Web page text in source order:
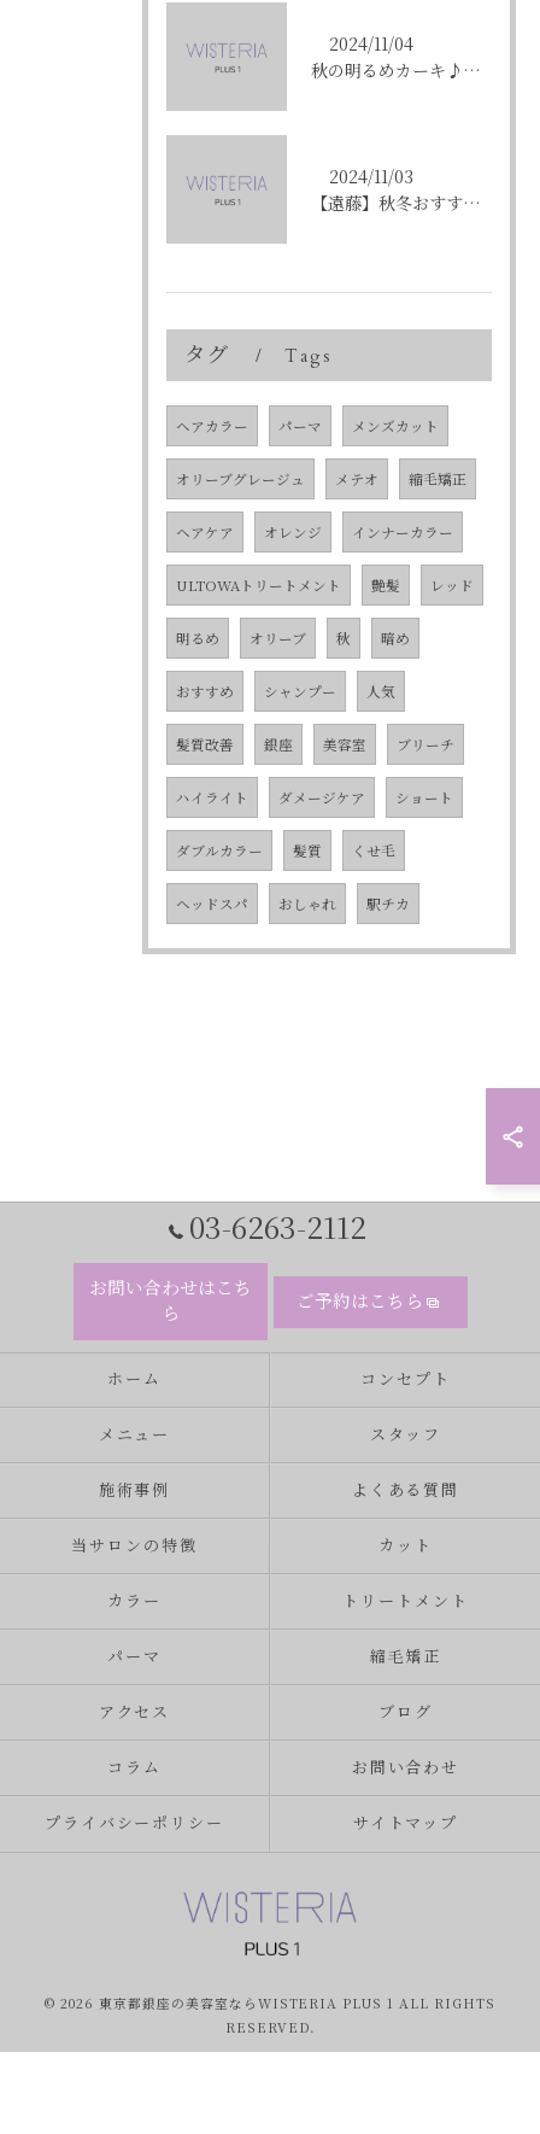
2024/11/04
秋の明るめカーキ♪〈ikumi〉
2024/11/03
【遠藤】秋冬おすすめの艶カラー「ショコラブラウン」
タグ Tags
ヘアカラー パーマ メンズカット
オリーブグレージュ メテオ 縮毛矯正
ヘアケア オレンジ インナーカラー
ULTOWAトリートメント 艶髪 レッド
明るめ オリーブ 秋 暗め
おすすめ シャンプー 人気
髪質改善 銀座 美容室 ブリーチ
ハイライト ダメージケア ショート
ダブルカラー 髪質 くせ毛
ヘッドスパ おしゃれ 駅チカ
03-6263-2112
お問い合わせはこち
ら
ご予約はこちら
ホーム コンセプト
メニュー スタッフ
施術事例 よくある質問
当サロンの特徴 カット
カラー トリートメント
パーマ 縮毛矯正
アクセス ブログ
コラム お問い合わせ
プライバシーポリシー サイトマップ
© 2026 東京都銀座の美容室ならWISTERIA PLUS 1 ALL RIGHTS
RESERVED.